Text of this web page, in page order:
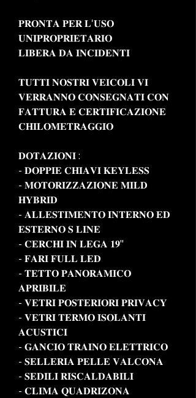
𝐏𝐑𝐎𝐍𝐓𝐀 𝐏𝐄𝐑 𝐋'𝐔𝐒𝐎
𝐔𝐍𝐈𝐏𝐑𝐎𝐏𝐑𝐈𝐄𝐓𝐀𝐑𝐈𝐎
𝐋𝐈𝐁𝐄𝐑𝐀 𝐃𝐀 𝐈𝐍𝐂𝐈𝐃𝐄𝐍𝐓𝐈
𝐓𝐔𝐓𝐓𝐈 𝐍𝐎𝐒𝐓𝐑𝐈 𝐕𝐄𝐈𝐂𝐎𝐋𝐈 𝐕𝐈
𝐕𝐄𝐑𝐑𝐀𝐍𝐍𝐎 𝐂𝐎𝐍𝐒𝐄𝐆𝐍𝐀𝐓𝐈 𝐂𝐎𝐍
𝐅𝐀𝐓𝐓𝐔𝐑𝐀 𝐄 𝐂𝐄𝐑𝐓𝐈𝐅𝐈𝐂𝐀𝐙𝐈𝐎𝐍𝐄
𝐂𝐇𝐈𝐋𝐎𝐌𝐄𝐓𝐑𝐀𝐆𝐆𝐈𝐎
𝐃𝐎𝐓𝐀𝐙𝐈𝐎𝐍𝐈 :
- 𝐃𝐎𝐏𝐏𝐈𝐄 𝐂𝐇𝐈𝐀𝐕𝐈 𝐊𝐄𝐘𝐋𝐄𝐒𝐒
- 𝐌𝐎𝐓𝐎𝐑𝐈𝐙𝐙𝐀𝐙𝐈𝐎𝐍𝐄 𝐌𝐈𝐋𝐃
𝐇𝐘𝐁𝐑𝐈𝐃
- 𝐀𝐋𝐋𝐄𝐒𝐓𝐈𝐌𝐄𝐍𝐓𝐎 𝐈𝐍𝐓𝐄𝐑𝐍𝐎 𝐄𝐃
𝐄𝐒𝐓𝐄𝐑𝐍𝐎 𝐒 𝐋𝐈𝐍𝐄
- 𝐂𝐄𝐑𝐂𝐇𝐈 𝐈𝐍 𝐋𝐄𝐆𝐀 𝟏𝟗"
- 𝐅𝐀𝐑𝐈 𝐅𝐔𝐋𝐋 𝐋𝐄𝐃
- 𝐓𝐄𝐓𝐓𝐎 𝐏𝐀𝐍𝐎𝐑𝐀𝐌𝐈𝐂𝐎
𝐀𝐏𝐑𝐈𝐁𝐈𝐋𝐄
- 𝐕𝐄𝐓𝐑𝐈 𝐏𝐎𝐒𝐓𝐄𝐑𝐈𝐎𝐑𝐈 𝐏𝐑𝐈𝐕𝐀𝐂𝐘
- 𝐕𝐄𝐓𝐑𝐈 𝐓𝐄𝐑𝐌𝐎 𝐈𝐒𝐎𝐋𝐀𝐍𝐓𝐈
𝐀𝐂𝐔𝐒𝐓𝐈𝐂𝐈
- 𝐆𝐀𝐍𝐂𝐈𝐎 𝐓𝐑𝐀𝐈𝐍𝐎 𝐄𝐋𝐄𝐓𝐓𝐑𝐈𝐂𝐎
- 𝐒𝐄𝐋𝐋𝐄𝐑𝐈𝐀 𝐏𝐄𝐋𝐋𝐄 𝐕𝐀𝐋𝐂𝐎𝐍𝐀
- 𝐒𝐄𝐃𝐈𝐋𝐈 𝐑𝐈𝐒𝐂𝐀𝐋𝐃𝐀𝐁𝐈𝐋𝐈
- 𝐂𝐋𝐈𝐌𝐀 𝐐𝐔𝐀𝐃𝐑𝐈𝐙𝐎𝐍𝐀